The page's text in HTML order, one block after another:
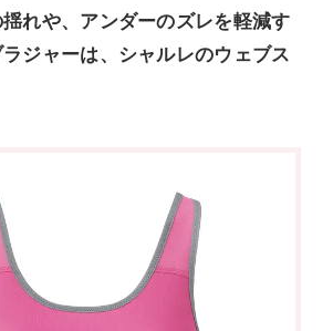
れや、アンダーのズレを軽減す
ジャーは、シャルレのウェブス